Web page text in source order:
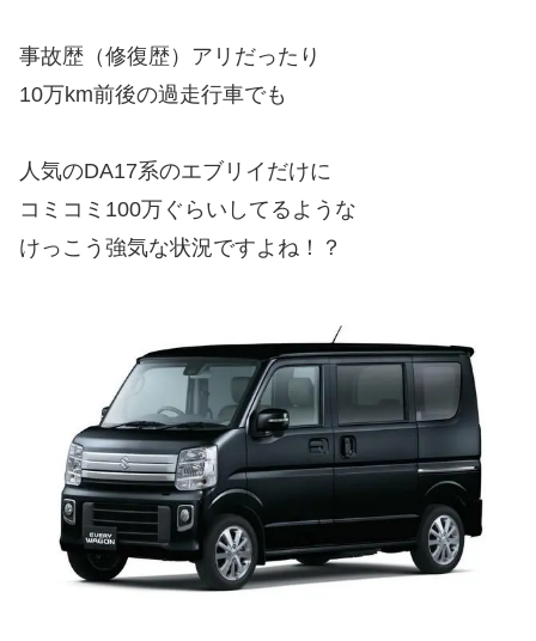
事故歴（修復歴）アリだったり
10万km前後の過走行車でも
人気のDA17系のエブリイだけに
コミコミ100万ぐらいしてるような
けっこう強気な状況ですよね！？